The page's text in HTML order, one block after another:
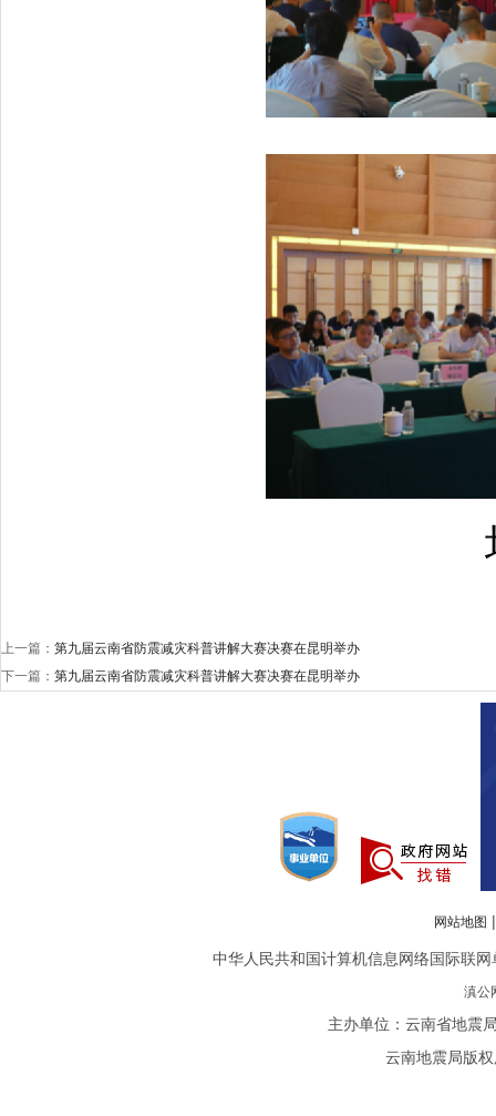
上一篇： 第九届云南省防震减灾科普讲解大赛决赛在昆明举办
下一篇： 第九届云南省防震减灾科普讲解大赛决赛在昆明举办
网站地图
中华人民共和国计算机信息网络国际联
滇公
主办单位：云南省地震
云南地震局版